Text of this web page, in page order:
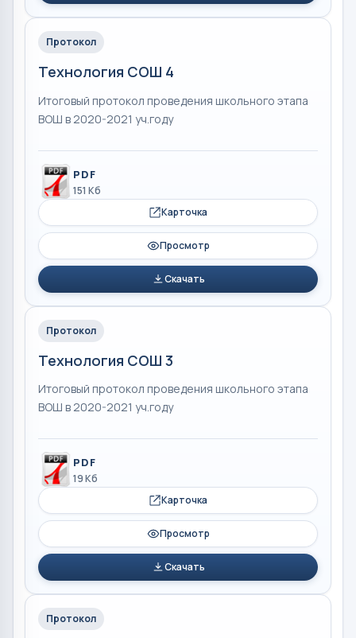
Протокол
Технология СОШ 4
Итоговый протокол проведения школьного этапа
ВОШ в 2020-2021 уч.году
PDF
151 Кб
Карточка
Просмотр
Скачать
Протокол
Технология СОШ 3
Итоговый протокол проведения школьного этапа
ВОШ в 2020-2021 уч.году
PDF
19 Кб
Карточка
Просмотр
Скачать
Протокол